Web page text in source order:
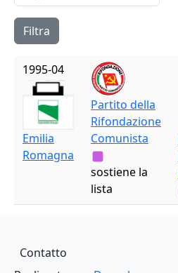
1995-04
Emilia
Romagna
Partito della
Rifondazione
Comunista
sostiene la
lista
Piè di pagina
Contatto